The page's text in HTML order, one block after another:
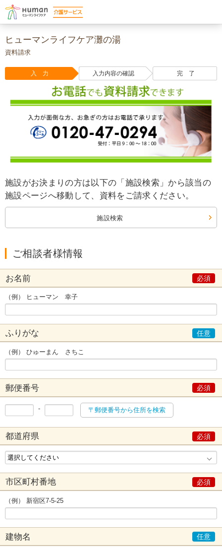
ヒューマンライフケア灘の湯
資料請求
入 力 入力内容の確認 完 了
施設がお決まりの方は以下の「施設検索」から該当の
施設ページへ移動して、資料をご請求ください。
施設検索
ご相談者様情報
お名前
（例） ヒューマン 幸子
ふりがな
（例） ひゅーまん さちこ
郵便番号
- 〒郵便番号から住所を検索
都道府県
市区町村番地
（例） 新宿区7-5-25
建物名